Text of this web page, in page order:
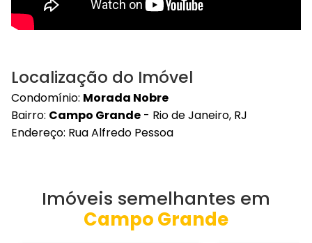
Localização do Imóvel
Condomínio: Morada Nobre
Bairro: Campo Grande - Rio de Janeiro, RJ
Endereço: Rua Alfredo Pessoa
Imóveis semelhantes em
Campo Grande